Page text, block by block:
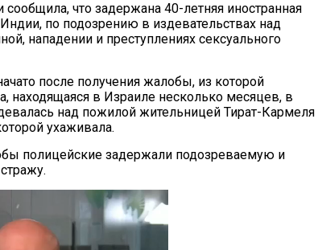
что задержана 40-летняя иностранная
по подозрению в издевательствах над
нападении и преступлениях сексуального
после получения жалобы, из которой
находящаяся в Израиле несколько месяцев, в
над пожилой жительницей Тират-Кармеля
ухаживала.
полицейские задержали подозреваемую и